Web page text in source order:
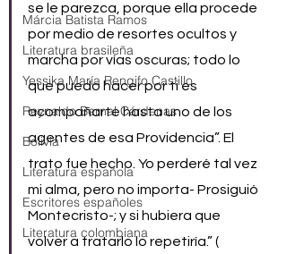
Márcia Batista Ramos
Literatura brasileña
Yessika María Rengifo Castillo
Reynaldo Bernal Cárdenas
Bolivia
Literatura española
Escritores españoles
Literatura colombiana
se le parezca, porque ella procede
por medio de resortes ocultos y
marcha por vías oscuras; todo lo
que puedo hacer por ti es
acompañarte hasta uno de los
agentes de esa Providencia”. El
trato fue hecho. Yo perderé tal vez
mi alma, pero no importa- Prosiguió
Montecristo-; y si hubiera que
volver a tratarlo lo repetiría.” (